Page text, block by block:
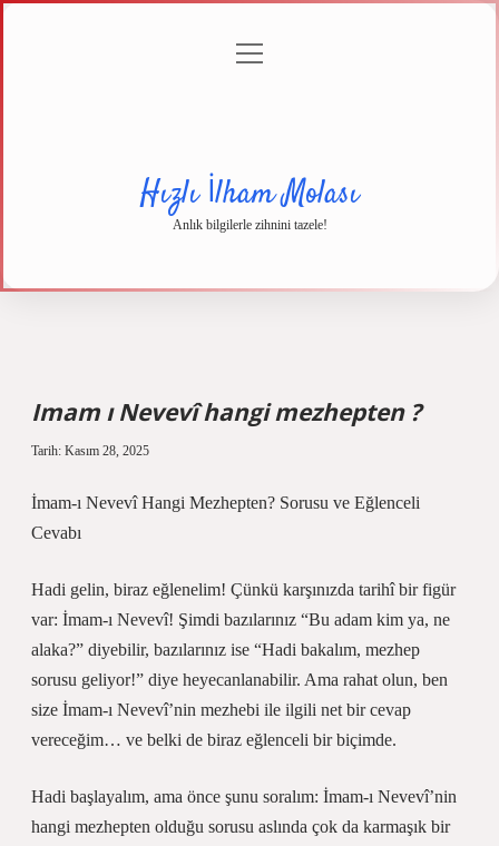
menüyü
Hızlı İlham Molası
Anlık bilgilerle zihnini tazele!
Imam ı Nevevî hangi mezhepten ?
Tarih: Kasım 28, 2025
İmam-ı Nevevî Hangi Mezhepten? Sorusu ve Eğlenceli
Cevabı
Hadi gelin, biraz eğlenelim! Çünkü karşınızda tarihî bir figür
var: İmam-ı Nevevî! Şimdi bazılarınız “Bu adam kim ya, ne
alaka?” diyebilir, bazılarınız ise “Hadi bakalım, mezhep
sorusu geliyor!” diye heyecanlanabilir. Ama rahat olun, ben
size İmam-ı Nevevî’nin mezhebi ile ilgili net bir cevap
vereceğim… ve belki de biraz eğlenceli bir biçimde.
Hadi başlayalım, ama önce şunu soralım: İmam-ı Nevevî’nin
hangi mezhepten olduğu sorusu aslında çok da karmaşık bir